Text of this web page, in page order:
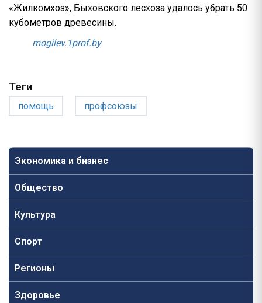
Экономика и бизнес
Общество
Культура
Спорт
Регионы
Здоровье
«Жилкомхоз», Быховского лесхоза удалось убрать 50
кубометров древесины.
mogilev.1prof.by
Теги
помощь профсоюзы